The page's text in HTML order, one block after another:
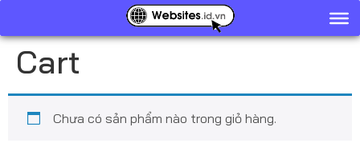
Cart
Chưa có sản phẩm nào trong giỏ hàng.